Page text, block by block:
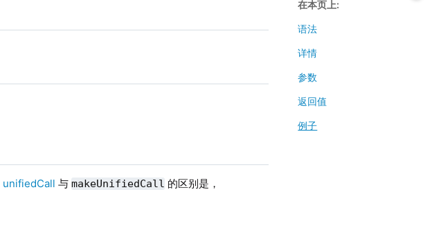
unifiedCall 与makeUnifiedCall 的区别是，
在本页上
语法
详情
参数
返回值
例子